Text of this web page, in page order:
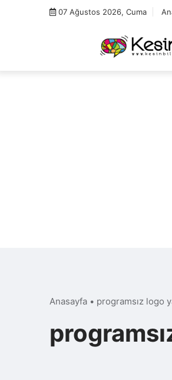
07 Ağustos 2026, Cuma
Anasayfa • programsız logo